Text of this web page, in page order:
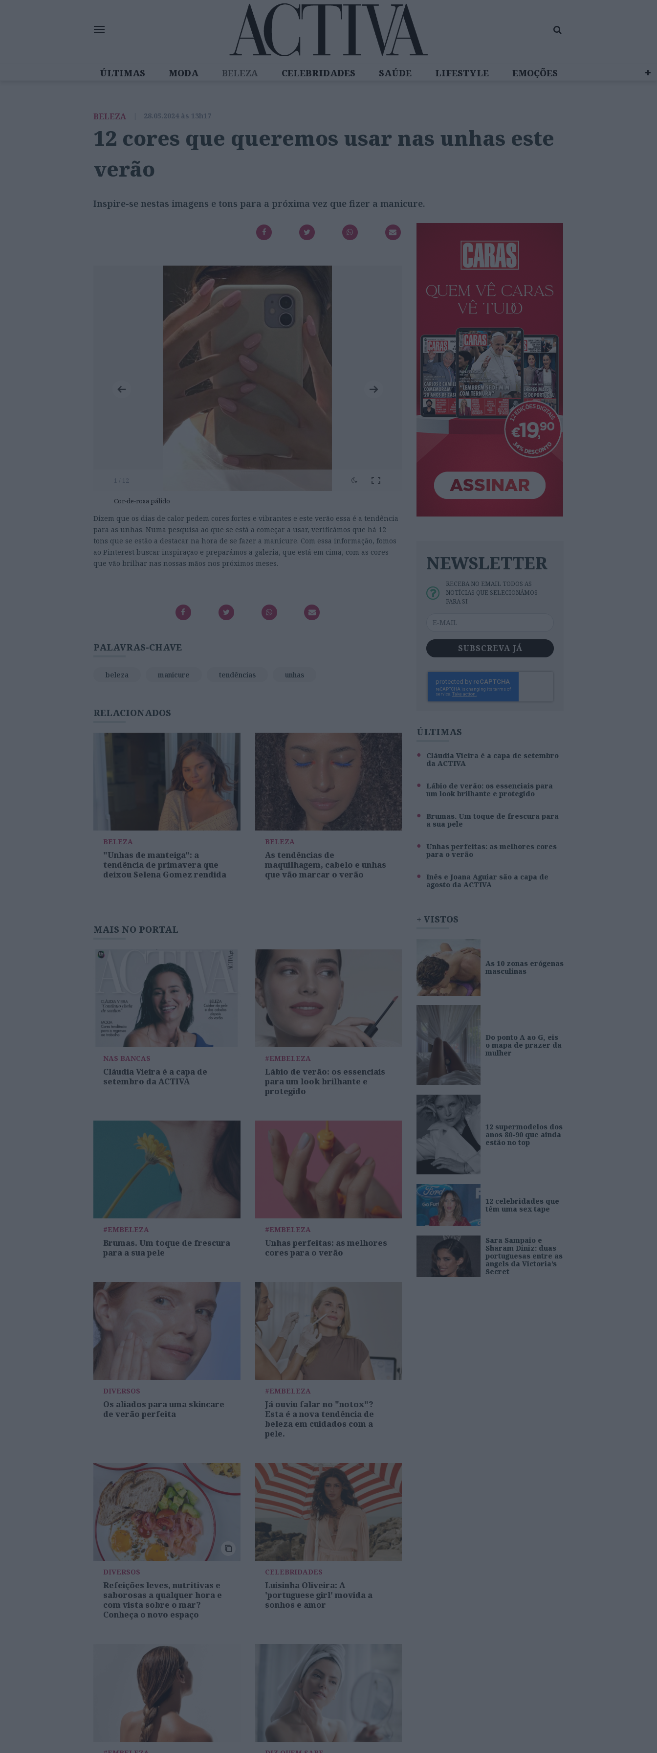
ÚLTIMAS MODA BELEZA CELEBRIDADES SAÚDE LIFESTYLE
EMOÇÕES
BELEZA | 28.05.2024 às 13h17
12 cores que queremos usar nas unhas este
verão
Inspire-se nestas imagens e tons para a próxima vez que fizer a manicure.
1 / 12
Cor-de-rosa pálido
Dizem que os dias de calor pedem cores fortes e vibrantes e este verão essa é a tendência
para as unhas. Numa pesquisa ao que se está a começar a usar, verificámos que há 12
tons que se estão a destacar na hora de se fazer a manicure. Com essa informação, fomos
ao Pinterest buscar inspiração e preparámos a galeria, que está em cima, com as cores
que vão brilhar nas nossas mãos nos próximos meses.
PALAVRAS-CHAVE
beleza manicure tendências unhas
RELACIONADOS
BELEZA
"Unhas de manteiga": a
tendência de primavera que
deixou Selena Gomez rendida
BELEZA
As tendências de
maquilhagem, cabelo e unhas
que vão marcar o verão
MAIS NO PORTAL
NAS BANCAS
Cláudia Vieira é a capa de
setembro da ACTIVA
#EMBELEZA
Lábio de verão: os essenciais
para um look brilhante e
protegido
#EMBELEZA
Brumas. Um toque de frescura
para a sua pele
#EMBELEZA
Unhas perfeitas: as melhores
cores para o verão
DIVERSOS
Os aliados para uma skincare
de verão perfeita
#EMBELEZA
Já ouviu falar no "notox"?
Esta é a nova tendência de
beleza em cuidados com a
pele.
DIVERSOS
Refeições leves, nutritivas e
saborosas a qualquer hora e
com vista sobre o mar?
Conheça o novo espaço
CELEBRIDADES
Luisinha Oliveira: A
'portuguese girl' movida a
sonhos e amor
NEWSLETTER
RECEBA NO EMAIL TODOS AS
NOTÍCIAS QUE SELECIONÁMOS
PARA SI
SUBSCREVA JÁ
ÚLTIMAS
Cláudia Vieira é a capa de setembro
da ACTIVA
Lábio de verão: os essenciais para
um look brilhante e protegido
Brumas. Um toque de frescura para
a sua pele
Unhas perfeitas: as melhores cores
para o verão
Inês e Joana Aguiar são a capa de
agosto da ACTIVA
+ VISTOS
As 10 zonas erógenas
masculinas
Do ponto A ao G, eis
o mapa de prazer da
mulher
12 supermodelos dos
anos 80-90 que ainda
estão no top
12 celebridades que
têm uma sex tape
Sara Sampaio e
Sharam Diniz: duas
portuguesas entre as
angels da Victoria’s
Secret